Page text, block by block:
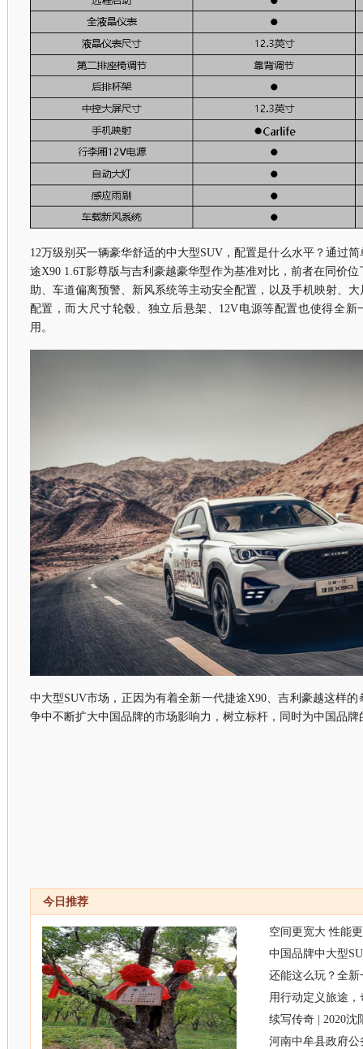
12万级别买一辆豪华舒适的中大型SUV，配置是什么水平？通过
途X90 1.6T影尊版与吉利豪越豪华型作为基准对比，前者在同价
助、车道偏离预警、新风系统等主动安全配置，以及手机映射、
配置，而大尺寸轮毂、独立后悬架、12V电源等配置也使得全新
用。
中大型SUV市场，正因为有着全新一代捷途X90、吉利豪越这样
争中不断扩大中国品牌的市场影响力，树立标杆，同时为中国品
今日推荐
空间更宽大 性能
中国品牌中大型
还能这么玩？全
用行动定义旅途
续写传奇 | 2020沈
河南中牟县政府